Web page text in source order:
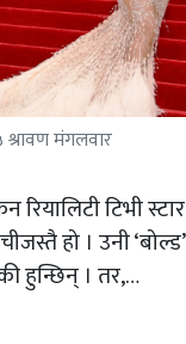
मंगलवार
टिभी स्टार
हो । उनी ‘बोल्ड’
हुन्छिन् । तर,…